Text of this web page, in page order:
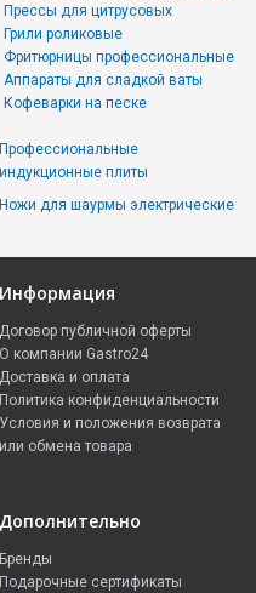
Прессы для цитрусовых
Грили роликовые
Фритюрницы профессиональные
Аппараты для сладкой ваты
Кофеварки на песке
Профессиональные
индукционные плиты
Ножи для шаурмы электрические
Информация
Договор публичной оферты
О компании Gastro24
Доставка и оплата
Политика конфиденциальности
Условия и положения возврата
или обмена товара
Дополнительно
Бренды
Подарочные сертификаты